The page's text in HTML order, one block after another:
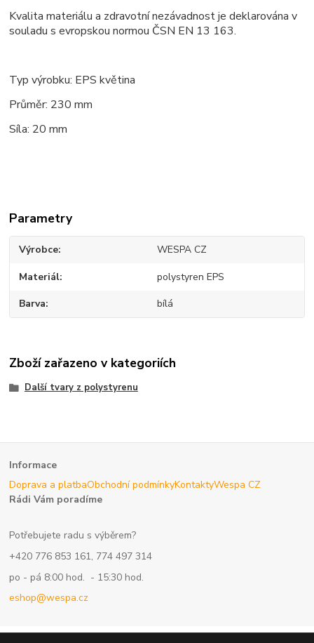
Kvalita materiálu a zdravotní nezávadnost je deklarována v
souladu s evropskou normou ČSN EN 13 163.
Typ výrobku: EPS květina
Průměr: 230 mm
Síla: 20 mm
Parametry
Výrobce WESPA CZ
Materiál polystyren EPS
Barva bílá
Zboží zařazeno v kategoriích
Další tvary z polystyrenu
Informace
Doprava a platbaObchodní podmínkyKontaktyWespa CZ
Rádi Vám poradíme
Potřebujete radu s výběrem?
+420 776 853 161, 774 497 314
po - pá 8:00 hod. - 15:30 hod.
eshop@wespa.cz